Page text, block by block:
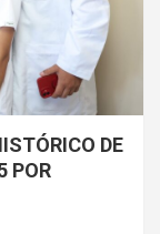
DE
POR